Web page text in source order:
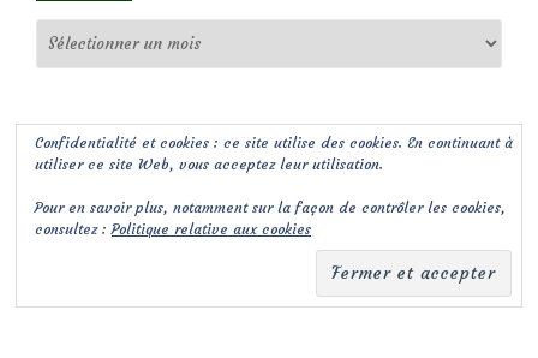
Confidentialité et cookies : ce site utilise des cookies. En continuant à
utiliser ce site Web, vous acceptez leur utilisation.
Pour en savoir plus, notamment sur la façon de contrôler les cookies,
consultez :Politique relative aux cookies